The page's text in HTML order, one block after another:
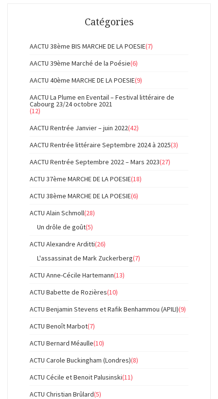
Catégories
AACTU 38ème BIS MARCHE DE LA POESIE(7)
AACTU 39ème Marché de la Poésie(6)
AACTU 40ème MARCHE DE LA POESIE(9)
AACTU La Plume en Eventail – Festival littéraire de
Cabourg 23/24 octobre 2021
(12)
AACTU Rentrée Janvier – juin 2022(42)
AACTU Rentrée littéraire Septembre 2024 à 2025(3)
AACTU Rentrée Septembre 2022 – Mars 2023(27)
ACTU 37ème MARCHE DE LA POESIE(18)
ACTU 38ème MARCHE DE LA POESIE(6)
ACTU Alain Schmoll(28)
Un drôle de goût(5)
ACTU Alexandre Arditti(26)
L'assassinat de Mark Zuckerberg(7)
ACTU Anne-Cécile Hartemann(13)
ACTU Babette de Rozières(10)
ACTU Benjamin Stevens et Rafik Benhammou (APILI)(9)
ACTU Benoît Marbot(7)
ACTU Bernard Méaulle(10)
ACTU Carole Buckingham (Londres)(8)
ACTU Cécile et Benoit Palusinski(11)
ACTU Christian Brûlard(5)